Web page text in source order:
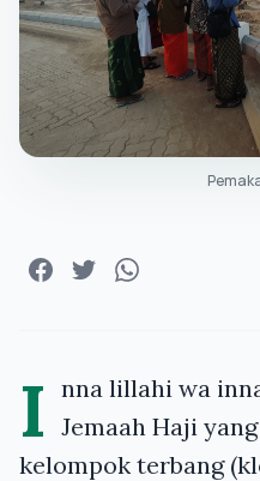
I nna lillahi wa
Jemaah Haji
kelompok terbang